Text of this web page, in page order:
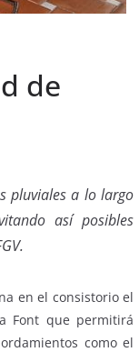
de
pluviales a lo largo
así posibles
en el consistorio el
Font que permitirá
como el